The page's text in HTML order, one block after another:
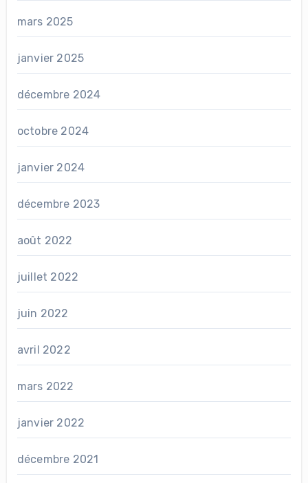
mars 2025
janvier 2025
décembre 2024
octobre 2024
janvier 2024
décembre 2023
août 2022
juillet 2022
juin 2022
avril 2022
mars 2022
janvier 2022
décembre 2021